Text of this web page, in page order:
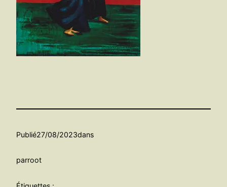
Publié27/08/2023dans
parroot